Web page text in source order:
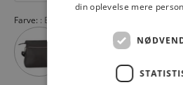
Farve: Bordeaux
din oplevelse mere